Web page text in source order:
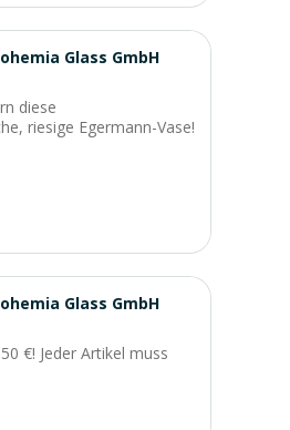
Glass GmbH
diese
riesige Egermann-Vase!
Glass GmbH
€! Jeder Artikel muss